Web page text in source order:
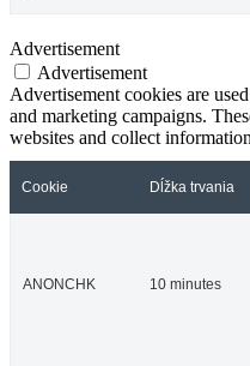
Advertisement
Advertisement
Advertisement cookies are
and marketing campaigns.
websites and collect
Cookie Dĺžka trvania
ANONCHK 10 minutes